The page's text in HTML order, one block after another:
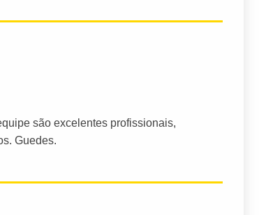
são excelentes profissionais,
Guedes.